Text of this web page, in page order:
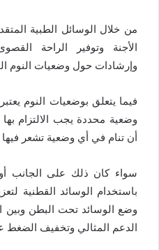
من خلال الوسائل الطبية
الأجنة وتوفير الراحة
وإرشادات حول وضعيات النوم
فيما يتعلق بوضعيات النوم
وضعية محددة يجب الالتزام بها
أن تنام في أي وضعية تشعر فيها
سواء كان ذلك على الجانب
باستخدام الوسائد القطنية
وضع الوسائد تحت البطن وبين
الدعم المثالي وتخفيف